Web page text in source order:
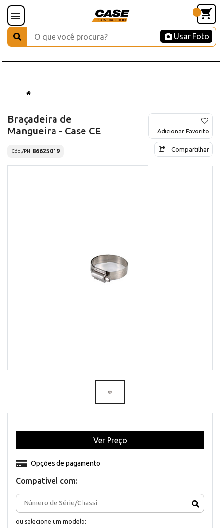
Usar Foto
Braçadeira de
Mangueira - Case CE
Cód./PN 86625019
Adicionar Favorito
Compartilhar
Compativel com:
ou selecione um modelo:
Opções de pagamento
Ver Preço